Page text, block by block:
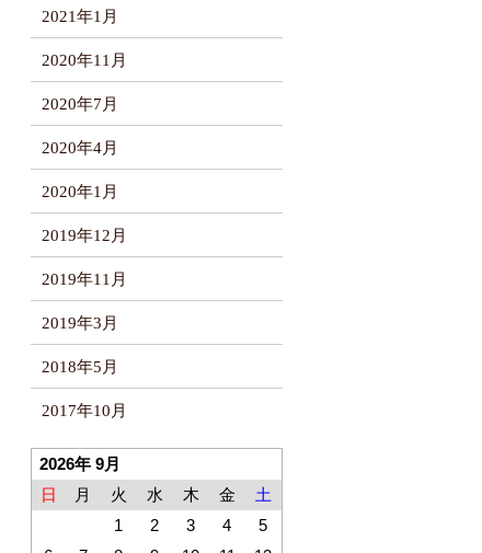
2021年1月
2020年11月
2020年7月
2020年4月
2020年1月
2019年12月
2019年11月
2019年3月
2018年5月
2017年10月
2026年 9月
日
月 火 水 木 金
土
1
2 3 4
5